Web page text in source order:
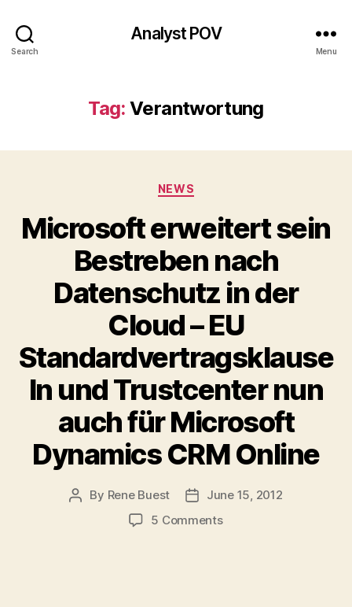
Search
Analyst POV
Menu
Tag: Verantwortung
Categories
NEWS
Microsoft erweitert sein
Bestreben nach
Datenschutz in der
Cloud – EU
Standardvertragsklause
ln und Trustcenter nun
auch für Microsoft
Dynamics CRM Online
Post
By Rene Buest
PostJune 15, 2012
5 Commentson